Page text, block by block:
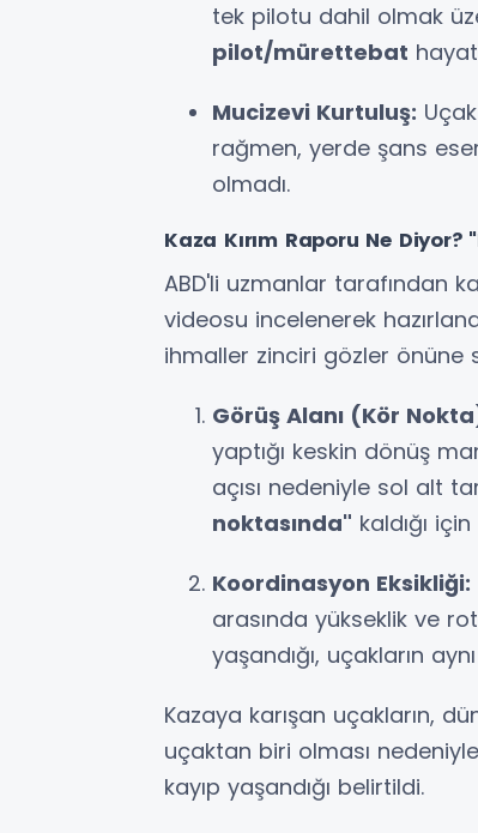
tek pilotu dahil olmak
pilot/mürettebat
Mucizevi Kurtuluş:
rağmen, yerde şans
olmadı.
Kaza Kırım Raporu Ne
ABD'li uzmanlar tarafından
videosu incelenerek
ihmaller zinciri gözler önüne
Görüş Alanı (Kör
yaptığı keskin dönüş
açısı nedeniyle sol alt
noktasında" kaldığı
Koordinasyon Eksikliği:
arasında yükseklik ve
yaşandığı, uçakların
Kazaya karışan uçakların,
uçaktan biri olması
kayıp yaşandığı belirtildi.